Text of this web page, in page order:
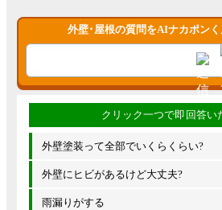
外壁･屋根の質問をAIナカポンく
外壁塗装って全部でいくらくらい?
外壁にヒビがあるけど大丈夫?
雨漏りがする